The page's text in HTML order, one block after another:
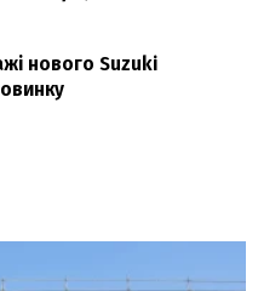
нового Suzuki